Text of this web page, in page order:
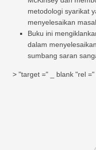
metodologi syarikat
menyelesaikan
Buku ini
dalam
sumbang saran
> "target =" _ blank "rel